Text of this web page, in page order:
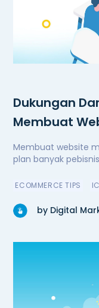
Dukungan
Membuat
Masa
Membuat website
plan banyak
ECOMMERCE TIPS
by Digital